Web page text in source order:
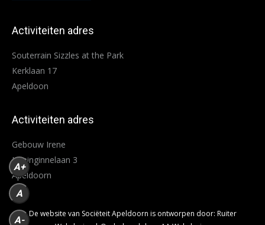
Activiteiten adres
Souterrain Sizzles at the Park
Kerklaan 17
Apeldoon
Activiteiten adres
Gebouw Irene
Koninginnelaan 3
Apeldoorn
De website van Sociëteit Apeldoorn is ontworpen door: Ruiter
A+
A
A-